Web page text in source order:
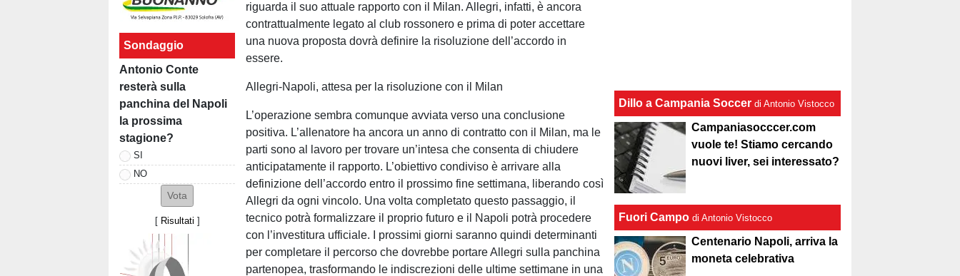
Sondaggio
Antonio Conte
resterà sulla
panchina del Napoli
la prossima
stagione?
SI
NO
[ Risultati ]
riguarda il suo attuale rapporto con il Milan. Allegri, infatti, è ancora
contrattualmente legato al club rossonero e prima di poter accettare
una nuova proposta dovrà definire la risoluzione dell’accordo in
essere.
Allegri-Napoli, attesa per la risoluzione con il Milan
L’operazione sembra comunque avviata verso una conclusione
positiva. L’allenatore ha ancora un anno di contratto con il Milan, ma le
parti sono al lavoro per trovare un’intesa che consenta di chiudere
anticipatamente il rapporto. L’obiettivo condiviso è arrivare alla
definizione dell’accordo entro il prossimo fine settimana, liberando così
Allegri da ogni vincolo. Una volta completato questo passaggio, il
tecnico potrà formalizzare il proprio futuro e il Napoli potrà procedere
con l’investitura ufficiale. I prossimi giorni saranno quindi determinanti
per completare il percorso che dovrebbe portare Allegri sulla panchina
partenopea, trasformando le indiscrezioni delle ultime settimane in una
Dillo a Campania Soccer di Antonio Vistocco
Campaniasocccer.com
vuole te! Stiamo cercando
nuovi liver, sei interessato?
Fuori Campo di Antonio Vistocco
Centenario Napoli, arriva la
moneta celebrativa